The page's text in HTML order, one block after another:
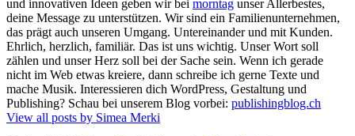
und innovativen Ideen geben wir bei morntag unser Allerbestes,
deine Message zu unterstützen. Wir sind ein Familienunternehmen,
das prägt auch unseren Umgang. Untereinander und mit Kunden.
Ehrlich, herzlich, familiär. Das ist uns wichtig. Unser Wort soll
zählen und unser Herz soll bei der Sache sein. Wenn ich gerade
nicht im Web etwas kreiere, dann schreibe ich gerne Texte und
mache Musik. Interessieren dich WordPress, Gestaltung und
Publishing? Schau bei unserem Blog vorbei: publishingblog.ch
View all posts by Simea Merki